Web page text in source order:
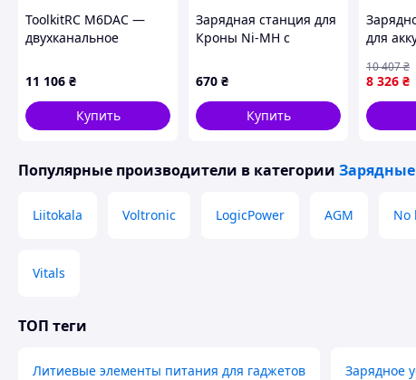
ToolkitRC M6DAC —
двухканальное
балансир для
литиевых
аккумуляторов
11 106 ₴
Купить
Зарядная станция для
Кроны Ni-MH с
состояния
170MAX1319
670 ₴
Купить
для
C80-LI
WET,
8 326 ₴
10 407₴
Популярные производители в категории Зарядные
Liitokala Voltronic LogicPower AGM No
Vitals
ТОП теги
Литиевые элементы питания для гаджетов Зарядное